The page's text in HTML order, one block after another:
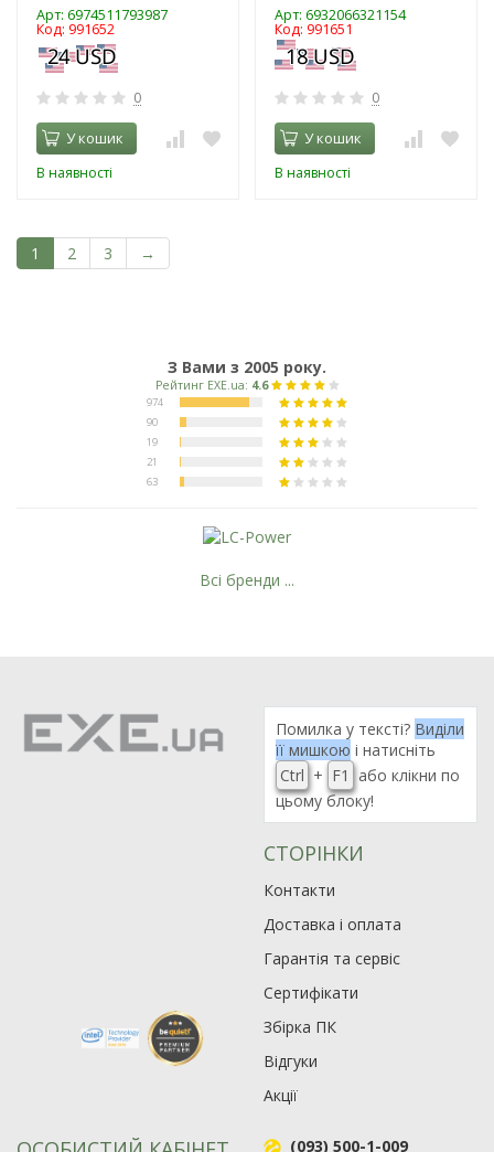
Арт: 6974511793987
Код: 991652
0
У кошик
В наявності
Арт: 6932066321154
Код: 991651
0
У кошик
В наявності
1 2 3 →
З Вами з 2005 року.
Всі бренди ...
Помилка у тексті? Виділи
її мишкою і натисніть
Ctrl + F1
або клікни по
цьому блоку!
СТОРІНКИ
Контакти
Доставка і оплата
Гарантія та сервіс
Сертифікати
Збірка ПК
Відгуки
Акції
(093) 500-1-009